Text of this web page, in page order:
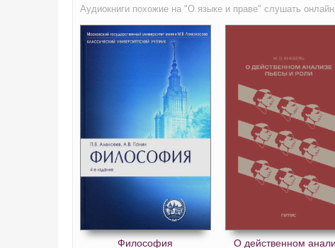
Аудиокниги похожие на "О языке и праве" слушать
Философия О действенном